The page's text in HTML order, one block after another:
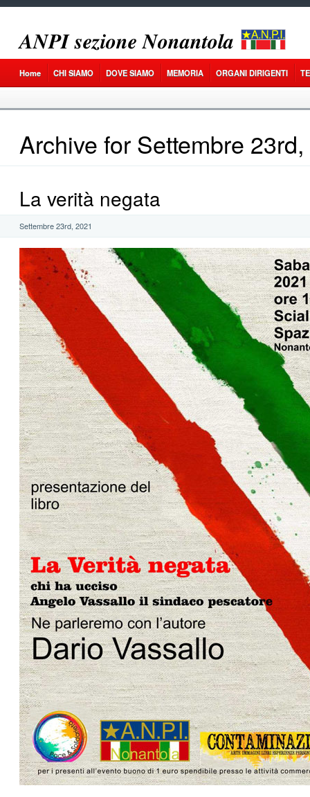
𝑨𝑵𝑷𝑰 𝒔𝒆𝒛𝒊𝒐𝒏𝒆 𝑵𝒐𝒏𝒂𝒏𝒕𝒐𝒍𝒂
Home CHI SIAMO DOVE SIAMO MEMORIA ORGANI DIRIGENTI
Archive for Settembre
La verità negata
Settembre 23rd, 2021